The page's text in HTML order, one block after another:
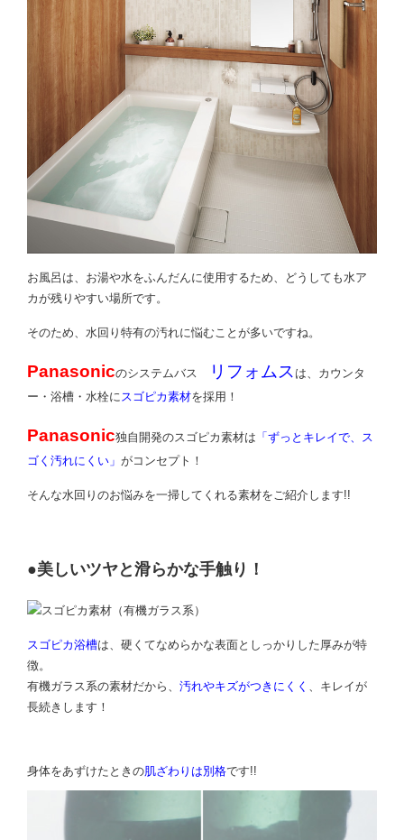
お風呂は、お湯や水をふんだんに使用するため、どうしても水ア
カが残りやすい場所です。
そのため、水回り特有の汚れに悩むことが多いですね。
Panasonicのシステムバス リフォムス は、カウンタ
ー・浴槽・水栓に スゴピカ素材を採用！
Panasonic独自開発のスゴピカ素材は 「ずっとキレイで、ス
ゴく汚れにくい」 がコンセプト！
そんな水回りのお悩みを一掃してくれる素材をご紹介します!!
●美しいツヤと滑らかな手触り！
スゴピカ浴槽は、 硬くてなめらかな表面と しっかりした厚みが特
徴。
有機ガラス系の素材だから、 汚れやキズがつきにくく
、キレイが
長続きします！
身体をあずけたときの肌ざわりは別格です!!